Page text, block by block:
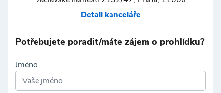
Detail kanceláře
Potřebujete poradit/máte zájem o prohlídku?
Jméno